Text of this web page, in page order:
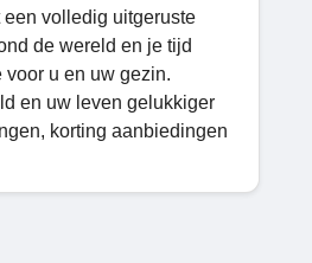
volledig uitgeruste
de wereld en je tijd
u en uw gezin.
en uw leven gelukkiger
korting aanbiedingen